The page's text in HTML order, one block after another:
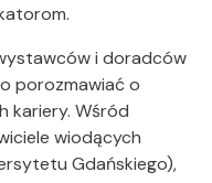
i doradców
porozmawiać o
kariery. Wśród
wiodących
Gdańskiego),